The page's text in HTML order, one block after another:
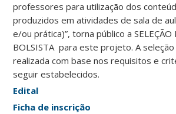
professores para utilização dos
produzidos em atividades de sala de
e/ou prática)”, torna público a SELEÇÃO
BOLSISTA para este projeto. A
realizada com base nos requisitos e
seguir estabelecidos.
Edital
Ficha de inscrição